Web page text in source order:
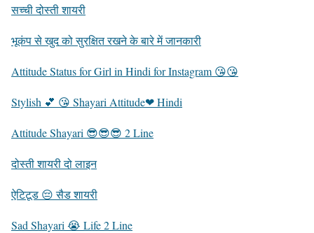
सच्ची दोस्ती शायरी
भूकंप से खुद को सुरक्षित रखने के बारे में जानकारी
Attitude Status for Girl in Hindi for Instagram 😘😘
Stylish 💕 😘 Shayari Attitude❤ Hindi
Attitude Shayari 😎😎😎 2 Line
दोस्ती शायरी दो लाइन
ऐटिटूड 😔 सैड शायरी
Sad Shayari 😭 Life 2 Line